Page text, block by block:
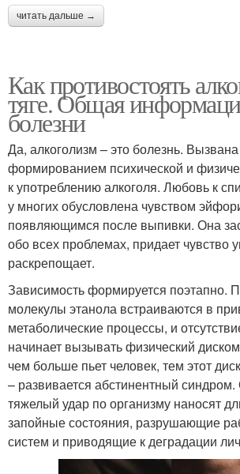
читать дальше →
Как противостоять
тяге. Общая
болезни
Да, алкоголизм – это болезнь.
формированием психической и
к употреблению алкоголя. Любовь к
у многих обусловлена чувством
появляющимся после выпивки. Она
обо всех проблемах, придает чувство
раскрепощает.
Зависимость формируется поэтапно.
молекулы этанола встраиваются в
метаболические процессы, и
начинает вызывать физический
чем больше пьет человек, тем этот
– развивается абстинентный
тяжелый удар по организму наносят
запойные состояния, разрушающие
систем и приводящие к деградации